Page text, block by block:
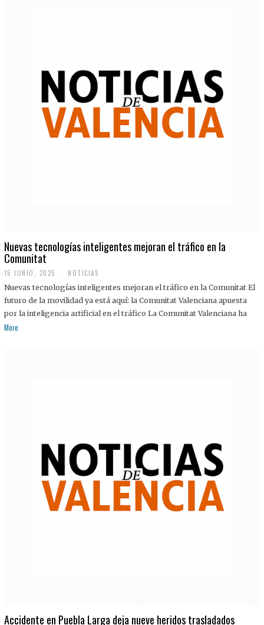
Nuevas tecnologías inteligentes mejoran el tráfico en la
Comunitat
15 JUNIO, 2025 NOTICIAS
Nuevas tecnologías inteligentes mejoran el tráfico en la Comunitat El
futuro de la movilidad ya está aquí: la Comunitat Valenciana apuesta
por la inteligencia artificial en el tráfico La Comunitat Valenciana ha
More
Accidente en Puebla Larga deja nueve heridos trasladados